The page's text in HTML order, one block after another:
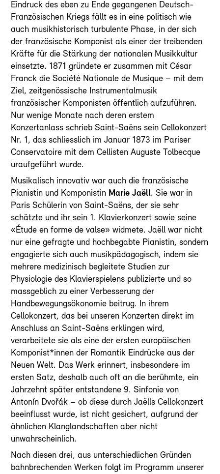
Eindruck des eben zu Ende gegangenen Deutsch-
Französischen Kriegs fällt es in eine politisch wie
auch musikhistorisch turbulente Phase, in der sich
der französische Komponist als einer der treibenden
Kräfte für die Stärkung der nationalen Musikkultur
einsetzte. 1871 gründete er zusammen mit César
Franck die Société Nationale de Musique – mit dem
Ziel, zeitgenössische Instrumentalmusik
französischer Komponisten öffentlich aufzuführen.
Nur wenige Monate nach deren erstem
Konzertanlass schrieb Saint-Saëns sein Cellokonzert
Nr. 1, das schliesslich im Januar 1873 im Pariser
Conservatoire mit dem Cellisten Auguste Tolbecque
uraufgeführt wurde.
Musikalisch innovativ war auch die französische
Pianistin und Komponistin Marie Jaëll. Sie war in
Paris Schülerin von Saint-Saëns, der sie sehr
schätzte und ihr sein 1. Klavierkonzert sowie seine
«Étude en forme de valse» widmete. Jaëll war nicht
nur eine gefragte und hochbegabte Pianistin, sondern
engagierte sich auch musikpädagogisch, indem sie
mehrere medizinisch begleitete Studien zur
Physiologie des Klavierspielens publizierte und so
massgeblich zu einer Verbesserung der
Handbewegungsökonomie beitrug. In ihrem
Cellokonzert, das bei unseren Konzerten direkt im
Anschluss an Saint-Saëns erklingen wird,
verarbeitete sie als eine der ersten europäischen
Komponist*innen der Romantik Eindrücke aus der
Neuen Welt. Das Werk erinnert, insbesondere im
ersten Satz, deshalb auch oft an die berühmte, ein
Jahrzehnt später entstandene 9. Sinfonie von
Antonín Dvořák – ob diese durch Jaëlls Cellokonzert
beeinflusst wurde, ist nicht gesichert, aufgrund der
ähnlichen Klanglandschaften aber nicht
unwahrscheinlich.
Nach diesen drei, aus unterschiedlichen Gründen
bahnbrechenden Werken folgt im Programm unserer